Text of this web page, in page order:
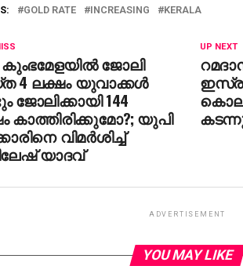
GOLD RATE INCREASING KERALA
UP NEXT
ജോലി
4 ലക്ഷം യുവാക്കള്‍
ജോലിക്കായി 144
കാത്തിരിക്കുമോ?; യുപി
വിമര്‍ശിച്ച്
യാദവ്
ADVERTISEMENT
YOU MAY LIKE